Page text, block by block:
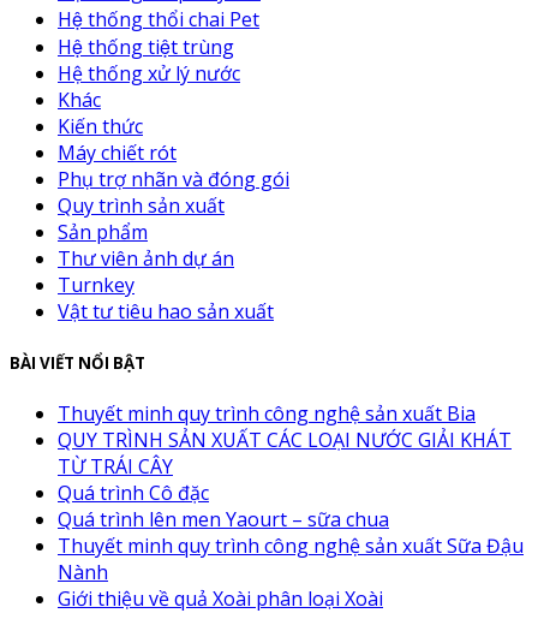
Hệ thống thổi chai Pet
Hệ thống tiệt trùng
Hệ thống xử lý nước
Khác
Kiến thức
Máy chiết rót
Phụ trợ nhãn và đóng gói
Quy trình sản xuất
Sản phẩm
Thư viên ảnh dự án
Turnkey
Vật tư tiêu hao sản xuất
BÀI VIẾT NỔI BẬT
Thuyết minh quy trình công nghệ sản xuất Bia
QUY TRÌNH SẢN XUẤT CÁC LOẠI NƯỚC GIẢI KHÁT
TỪ TRÁI CÂY
Quá trình Cô đặc
Quá trình lên men Yaourt – sữa chua
Thuyết minh quy trình công nghệ sản xuất Sữa Đậu
Nành
Giới thiệu về quả Xoài phân loại Xoài